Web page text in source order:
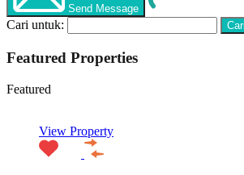
Send Message
Cari untuk:
Featured Properties
Featured
View Property